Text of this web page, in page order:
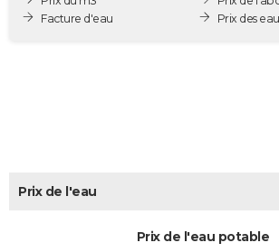
Destinations
City break
Voyage nature
Voyage de noces
Forum
Climat
PHOTO
Dictionnaire
Biographies
Citations
Expressions
Proverbes
Facture d'eau
Prix des
Prix de l'eau
Prix de l'eau potable